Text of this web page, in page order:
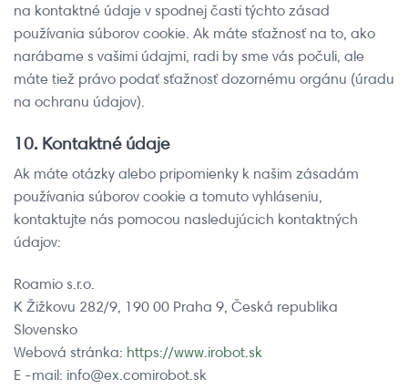
na kontaktné údaje v spodnej časti týchto zásad
používania súborov cookie. Ak máte sťažnosť na to, ako
narábame s vašimi údajmi, radi by sme vás počuli, ale
máte tiež právo podať sťažnosť dozornému orgánu (úradu
na ochranu údajov).
10. Kontaktné údaje
Ak máte otázky alebo pripomienky k našim zásadám
používania súborov cookie a tomuto vyhláseniu,
kontaktujte nás pomocou nasledujúcich kontaktných
údajov:
Roamio s.r.o.
K Žižkovu 282/9, 190 00 Praha 9, Česká republika
Slovensko
Webová stránka: https://www.irobot.sk
E -mail: info@ex.comirobot.sk